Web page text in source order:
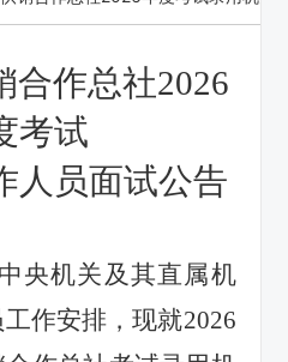
合作总社2026
考试
人员面试公告
央机关及其直属机
作安排，现就2026